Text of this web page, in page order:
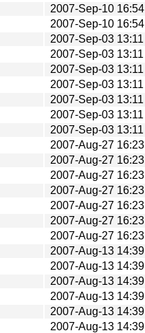
2007-Sep-10 16:54
2007-Sep-10 16:54
2007-Sep-03 13:11
2007-Sep-03 13:11
2007-Sep-03 13:11
2007-Sep-03 13:11
2007-Sep-03 13:11
2007-Sep-03 13:11
2007-Sep-03 13:11
2007-Aug-27 16:23
2007-Aug-27 16:23
2007-Aug-27 16:23
2007-Aug-27 16:23
2007-Aug-27 16:23
2007-Aug-27 16:23
2007-Aug-27 16:23
2007-Aug-13 14:39
2007-Aug-13 14:39
2007-Aug-13 14:39
2007-Aug-13 14:39
2007-Aug-13 14:39
2007-Aug-13 14:39